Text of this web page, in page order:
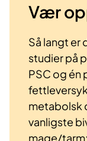
Vær
Så langt er
studier på
PSC og én
metabolsk
vanligste
mage/